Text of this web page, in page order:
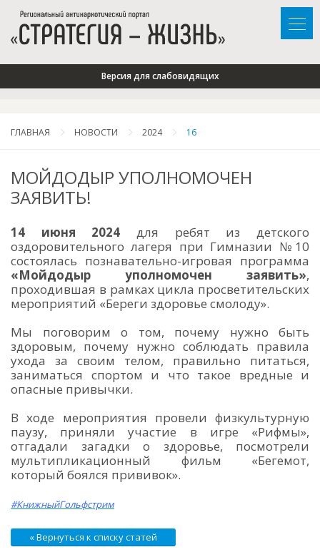
Версия для слабовидящих
ГЛАВНАЯ НОВОСТИ 2024 16
МОЙДОДЫР УПОЛНОМОЧЕН
ЗАЯВИТЬ!
14 июня 2024 для ребят из детского
оздоровительного лагеря при Гимназии №10
состоялась познавательно-игровая программа
«Мойдодыр уполномочен заявить»,
проходившая в рамках цикла просветительских
мероприятий «Береги здоровье смолоду».
Мы поговорим о том, почему нужно быть
здоровым, почему нужно соблюдать правила
ухода за своим телом, правильно питаться,
заниматься спортом и что такое вредные и
опасные привычки.
В ходе мероприятия провели физкультурную
паузу, приняли участие в игре «Рифмы»,
отгадали загадки о здоровье, посмотрели
мультипликационный фильм «Бегемот,
который боялся прививок».
#КнижныйГольфстрим
« Вернуться к списку статей